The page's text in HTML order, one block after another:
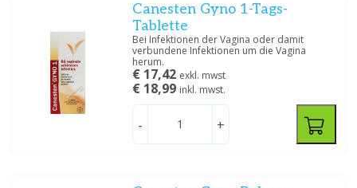
Canesten Gyno 1-Tags-
Tablette
Bei Infektionen der Vagina oder damit
verbundene Infektionen um die Vagina
herum.
€ 17,42 exkl. mwst
€ 18,99 inkl. mwst.
- +